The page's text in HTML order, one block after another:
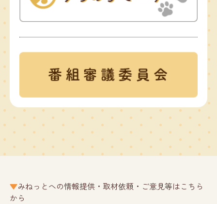
みねっとへの情報提供・取材依頼・ご意見等はこちら
から